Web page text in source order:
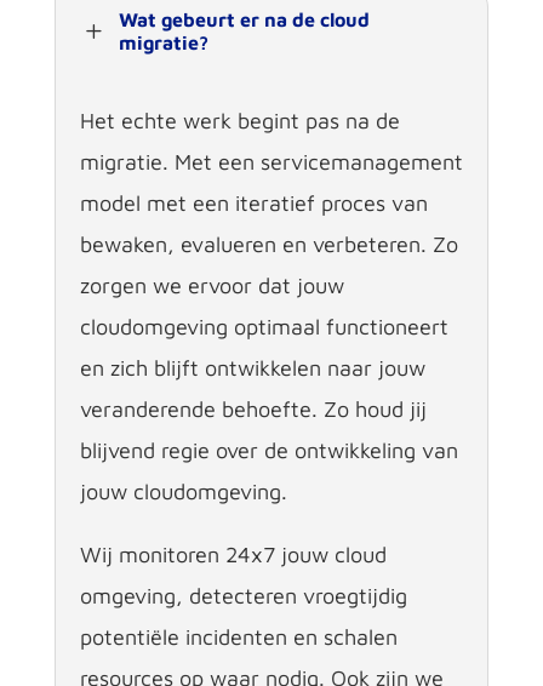
L
Wat gebeurt er na de cloud
migratie?
Het echte werk begint pas na de
migratie. Met een servicemanagement
model met een iteratief proces van
bewaken, evalueren en verbeteren. Zo
zorgen we ervoor dat jouw
cloudomgeving optimaal functioneert
en zich blijft ontwikkelen naar jouw
veranderende behoefte. Zo houd jij
blijvend regie over de ontwikkeling van
jouw cloudomgeving.
Wij monitoren 24x7 jouw cloud
omgeving, detecteren vroegtijdig
potentiële incidenten en schalen
resources op waar nodig. Ook zijn we